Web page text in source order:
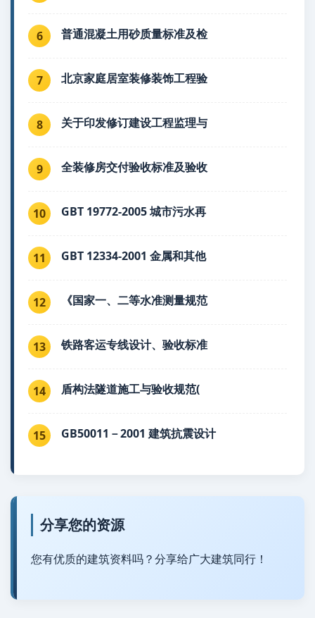
6 普通混凝土用砂质量标准及检
7 北京家庭居室装修装饰工程验
8 关于印发修订建设工程监理与
9 全装修房交付验收标准及验收
10 GBT 19772-2005 城市污水再
11 GBT 12334-2001 金属和其他
12 《国家一、二等水准测量规范
13 铁路客运专线设计、验收标准
14 盾构法隧道施工与验收规范(
15 GB50011－2001 建筑抗震设计
分享您的资源
您有优质的建筑资料吗？分享给广大建筑同行！